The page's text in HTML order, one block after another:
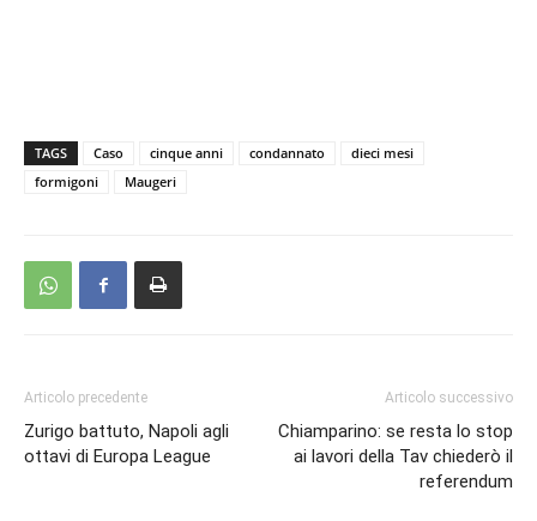
TAGS Caso cinque anni condannato
dieci mesi
formigoni
Maugeri
Articolo precedente
Zurigo battuto, Napoli agli
ottavi di Europa League
Articolo successivo
Chiamparino: se resta lo stop
ai lavori della Tav chiederò il
referendum